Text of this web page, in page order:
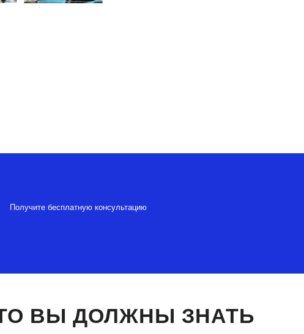
Получите бесплатную консультацию
ВЫ ДОЛЖНЫ ЗНАТЬ